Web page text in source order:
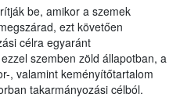
be, amikor a szemek
ezt követően
célra egyaránt
szemben zöld állapotban, a
, valamint keményítőtartalom
takarmányozási célból.